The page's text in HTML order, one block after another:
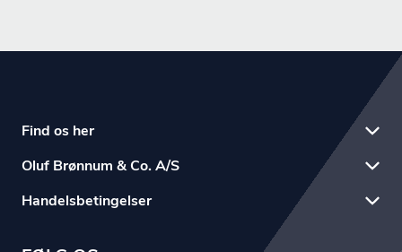
Find os her
Oluf Brønnum & Co. A/S
Handelsbetingelser